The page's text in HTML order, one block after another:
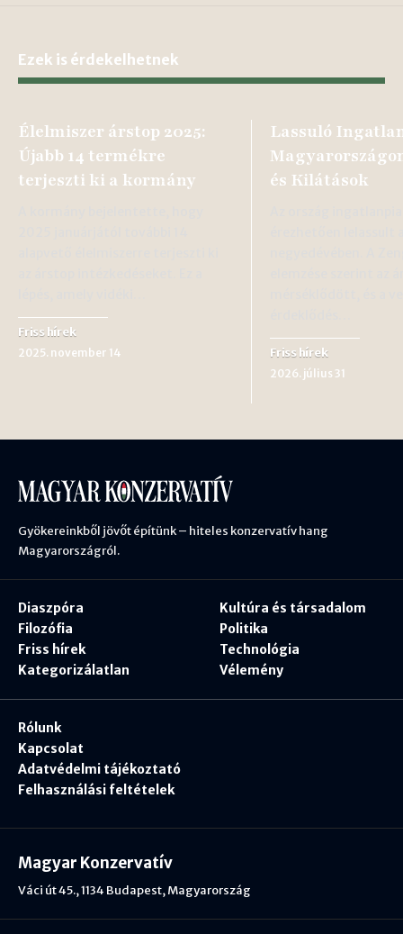
Ezek is érdekelhetnek
Élelmiszer árstop 2025:
Újabb 14 termékre
terjeszti ki a kormány
Friss hírek
2025. november 14
Lassuló
és Kilátások
Friss hírek
2026. július 31
Gyökereinkből jövőt építünk – hiteles konzervatív hang
Magyarországról.
Diaszpóra
Filozófia
Friss hírek
Kategorizálatlan
Kultúra és társadalom
Politika
Technológia
Vélemény
Rólunk
Kapcsolat
Adatvédelmi tájékoztató
Felhasználási feltételek
Magyar Konzervatív
Váci út 45., 1134 Budapest, Magyarország